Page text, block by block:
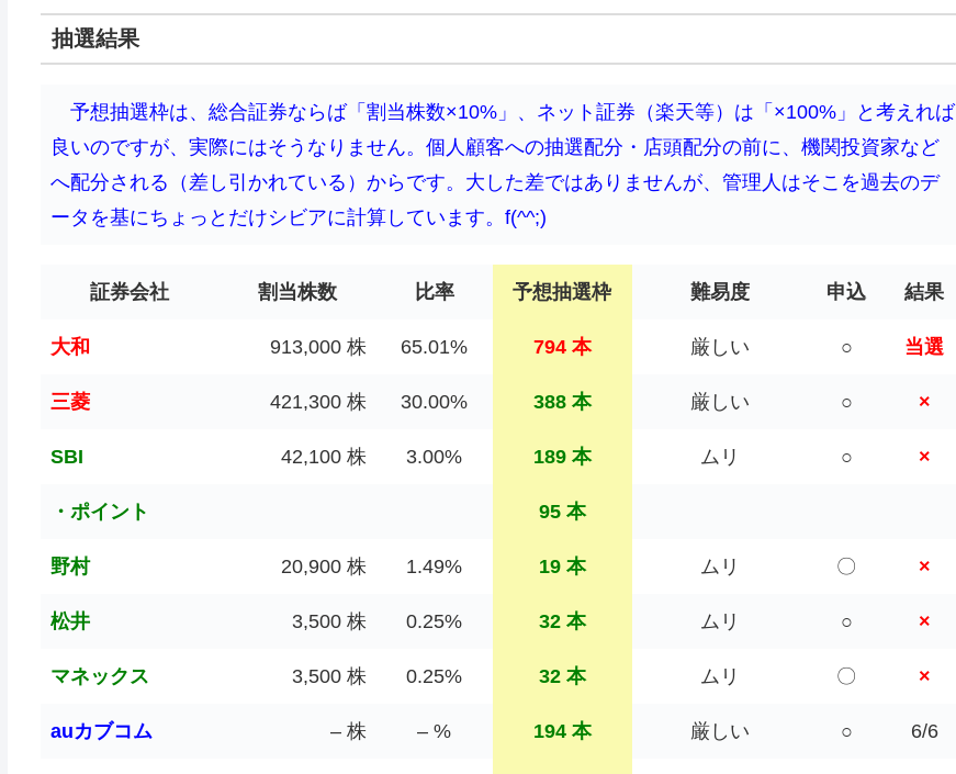
抽選結果
予想抽選枠は、総合証券ならば「割当株数×10%」、ネット証券（楽天等）は「×100%」と考えれば
良いのですが、実際にはそうなりません。個人顧客への抽選配分・店頭配分の前に、機関投資家など
へ配分される（差し引かれている）からです。大した差ではありませんが、管理人はそこを過去のデ
ータを基にちょっとだけシビアに計算しています。f(^^;)
証券会社 割当株数 比率 予想抽選枠 難易度 申込 結果
大和 913,000 株 65.01% 794 本 厳しい ○ 当選
三菱 421,300 株 30.00% 388 本 厳しい ○ ×
SBI 42,100 株 3.00% 189 本 ムリ ○ ×
・ポイント 95 本
野村 20,900 株 1.49% 19 本 ムリ 〇 ×
松井 3,500 株 0.25% 32 本 ムリ ○ ×
マネックス 3,500 株 0.25% 32 本 ムリ 〇 ×
auカブコム – 株 – % 194 本 厳しい ○ 6/6